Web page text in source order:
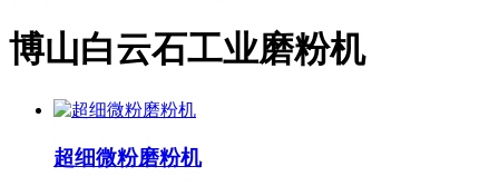
博山白云石工业磨粉机
超细微粉磨粉机